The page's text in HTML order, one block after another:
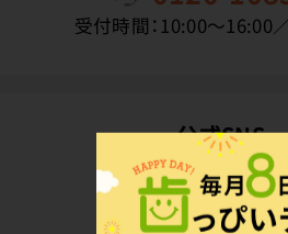
受付時間：10:00〜16:00
公式SNS